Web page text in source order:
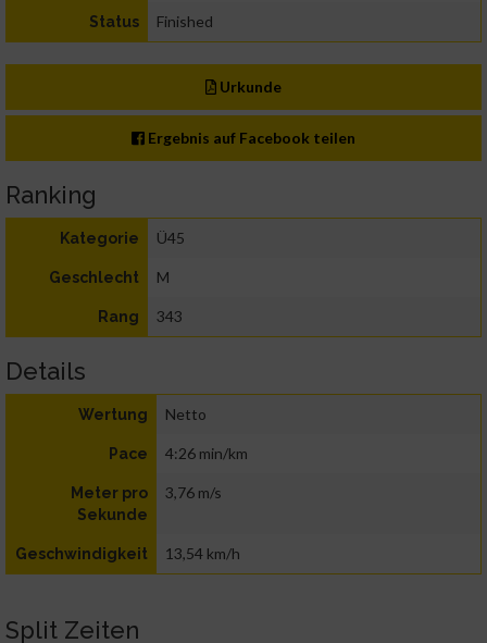
Status Finished
Urkunde
Ergebnis auf Facebook teilen
Ranking
Kategorie Ü45
Geschlecht M
Rang 343
Details
Wertung Netto
Pace 4:26 min/km
Meter pro
Sekunde
3,76 m/s
Geschwindigkeit 13,54 km/h
Split Zeiten